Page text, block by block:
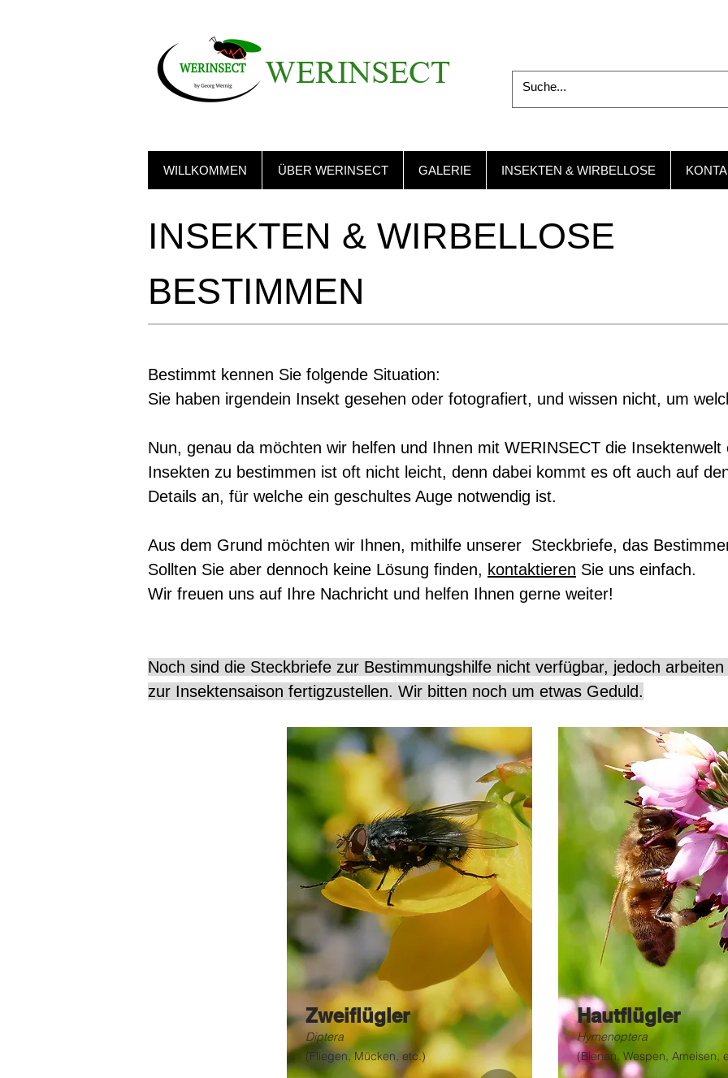
WERINSECT
WILLKOMMEN ÜBER WERINSECT GALERIE INSEKTEN & WIRBELLOSE
INSEKTEN & WIRBELLOSE
BESTIMMEN
Bestimmt kennen Sie folgende Situation:
Sie haben irgendein Insekt gesehen oder fotografiert, und wissen nicht, um
Nun, genau da möchten wir helfen und Ihnen mit WERINSECT die
Insekten zu bestimmen ist oft nicht leicht, denn dabei kommt es oft auch auf
Details an, für welche ein geschultes Auge notwendig ist.
Aus dem Grund möchten wir Ihnen, mithilfe unserer Steckbriefe, das
Sollten Sie aber dennoch keine Lösung finden, kontaktieren Sie uns einfach.
Wir freuen uns auf Ihre Nachricht und helfen Ihnen gerne weiter!
Noch sind die Steckbriefe zur Bestimmungshilfe nicht verfügbar, jedoch
zur Insektensaison fertigzustellen. Wir bitten noch um etwas Geduld.
Zweiflügler
Diptera
(Fliegen, Mücken, etc.)
Hautflügler
Hymenoptera
(Bienen, Wespen, Ameisen,